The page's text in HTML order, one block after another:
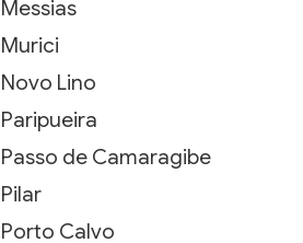
Messias
Murici
Novo Lino
Paripueira
Passo de Camaragibe
Pilar
Porto Calvo